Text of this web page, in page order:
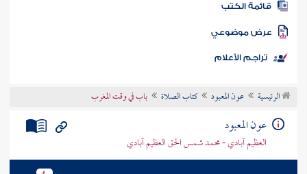
المكتبة
الكتب
موضوعي
تراجم الأعلام
الرئيسية عون المعبود كتاب الصلاة باب في وقت المغرب
عون المعبود
العظيم آبادي - محمد شمس الحق العظيم آبادي